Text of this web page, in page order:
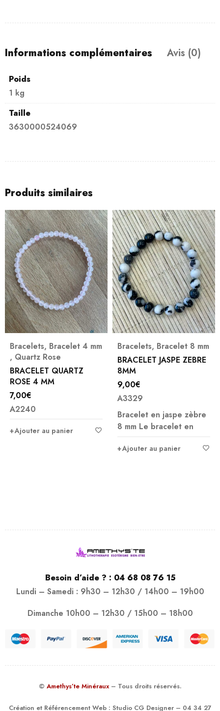
Informations complémentaires Avis (0)
Poids
1 kg
Taille
3630000524069
Produits similaires
Bracelets, Bracelet 4 mm
, Quartz Rose
BRACELET QUARTZ
ROSE 4 MM
7,00€
A2240
Ajouter au panier
Bracelets, Bracelet 8 mm
BRACELET JASPE ZEBRE
8MM
9,00€
A3329
Bracelet en jaspe zèbre
8 mm Le bracelet en
Ajouter au panier
Besoin d’aide ? : 04 68 08 76 15
Lundi – Samedi : 9h30 – 12h30 / 14h00 – 19h00
Dimanche 10h00 – 12h30 / 15h00 – 18h00
© Amethys’te Minéraux – Tous droits réservés.
Création et Référencement Web : Studio CG Designer– 04 34 27